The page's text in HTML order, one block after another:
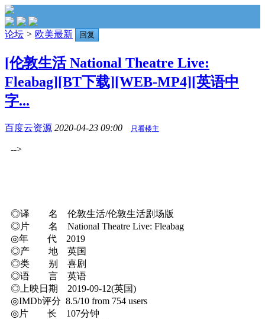
论坛 > 欧美最新 回复
[伦敦生活 National Theatre Live:
Fleabag][BT下载][WEB-MP4][英语中
字...
百度云资源 2020-04-23 09:00 只看楼主
-->
◎译 名 伦敦生活/伦敦生活剧场版
◎片 名 National Theatre Live: Fleabag
◎年 代 2019
◎产 地 英国
◎类 别 喜剧
◎语 言 英语
◎上映日期 2019-09-12(英国)
◎IMDb评分 8.5/10 from 754 users
◎片 长 107分钟